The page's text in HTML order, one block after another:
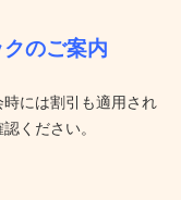
のご案内
には割引も適用され
ください。